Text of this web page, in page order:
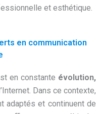
et esthétique.
en communication
en constante évolution,
Dans ce contexte,
adaptés et continuent de